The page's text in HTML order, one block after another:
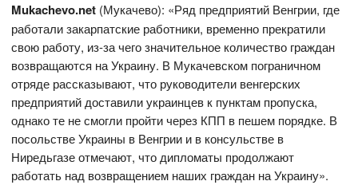
Mukachevo.net (Мукачево): «Ряд предприятий Венгрии, где
работали закарпатские работники, временно прекратили
свою работу, из-за чего значительное количество граждан
возвращаются на Украину. В Мукачевском пограничном
отряде рассказывают, что руководители венгерских
предприятий доставили украинцев к пунктам пропуска,
однако те не смогли пройти через КПП в пешем порядке. В
посольстве Украины в Венгрии и в консульстве в
Ниредьгазе отмечают, что дипломаты продолжают
работать над возвращением наших граждан на Украину».